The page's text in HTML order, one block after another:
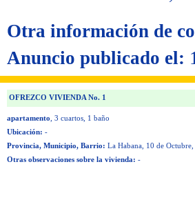
Otra información de
Anuncio publicado el:
OFREZCO VIVIENDA No. 1
apartamento , 3 cuartos , 1 baño
Ubicación: -
Provincia, Municipio, Barrio: La Habana, 10 de
Otras observaciones sobre la vivienda: -